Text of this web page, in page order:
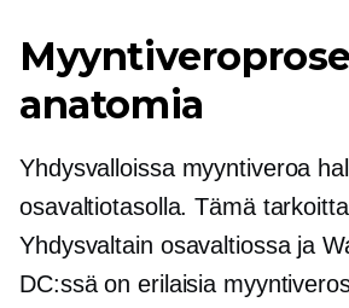
anatomia
Yhdysvalloissa myyntiveroa
osavaltiotasolla. Tämä
Yhdysvaltain osavaltiossa ja
DC:ssä on erilaisia